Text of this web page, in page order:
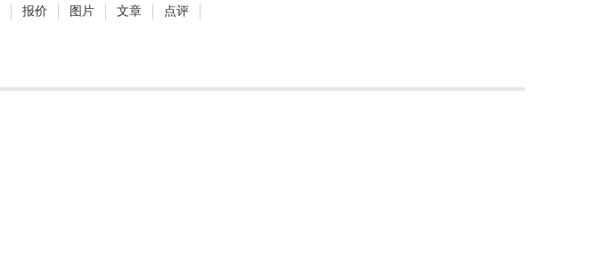
报价 图片 文章 点评